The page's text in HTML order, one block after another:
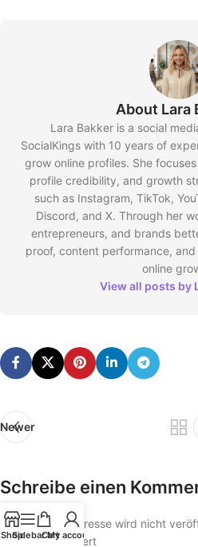
About Lara
Lara Bakker is a social
SocialKings with 10 years of
grow online profiles. She
profile credibility, and growth
such as Instagram, TikTok,
Discord, and X. Through her
entrepreneurs, and brands
proof, content performance,
online
View all posts by
Newer
Schreibe einen
Deine E-Mail-Adresse wird nicht
sind mit*markiert
ShopSidebarCart
My account